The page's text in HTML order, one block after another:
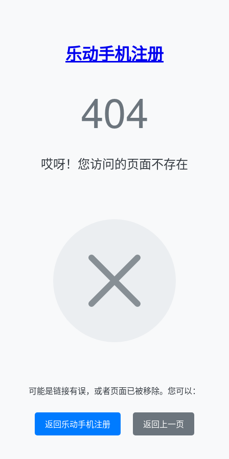
乐动手机注册
404
哎呀！您访问的页面不存在
可能是链接有误，或者页面已被移除。您可以：
返回乐动手机注册 返回上一页